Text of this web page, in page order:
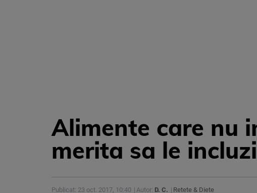
Alimente care nu
merita sa le
Publicat: 23 oct. 2017, 10:40 Autor: D. C. Retete & Diete